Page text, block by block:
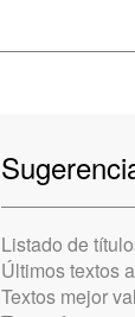
Listado de
Últimos textos
Textos mejor